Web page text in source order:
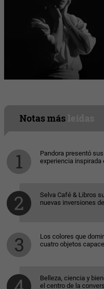
Notas más
Pandora presentó
experiencia inspirada
Selva Café & Libros
nuevas inversiones
Los colores que
cuatro objetos
Belleza, ciencia y
el centro de la